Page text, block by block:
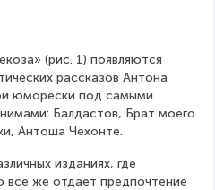
(рис. 1) появляются
рассказов Антона
юморески под самыми
Балдастов, Брат моего
Антоша Чехонте.
изданиях, где
все же отдает предпочтение